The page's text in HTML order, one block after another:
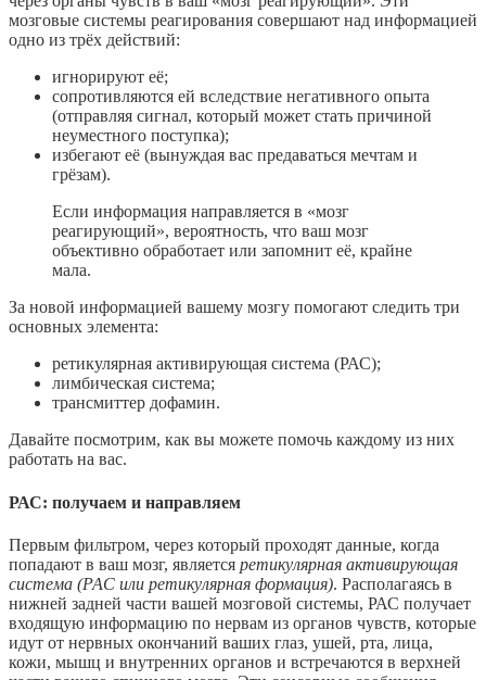
мозговые системы реагирования совершают над информацией
одно из трёх действий:
игнорируют её;
сопротивляются ей вследствие негативного опыта
(отправляя сигнал, который может стать причиной
неуместного поступка);
избегают её (вынуждая вас предаваться мечтам и
грёзам).
Если информация направляется в «мозг
реагирующий», вероятность, что ваш мозг
объективно обработает или запомнит её, крайне
мала.
За новой информацией вашему мозгу помогают следить три
основных элемента:
ретикулярная активирующая система (РАС);
лимбическая система;
трансмиттер дофамин.
Давайте посмотрим, как вы можете помочь каждому из них
работать на вас.
РАС: получаем и направляем
Первым фильтром, через который проходят данные, когда
попадают в ваш мозг, является ретикулярная активирующая
система (РАС или ретикулярная формация). Располагаясь в
нижней задней части вашей мозговой системы, РАС получает
входящую информацию по нервам из органов чувств, которые
идут от нервных окончаний ваших глаз, ушей, рта, лица,
кожи, мышц и внутренних органов и встречаются в верхней